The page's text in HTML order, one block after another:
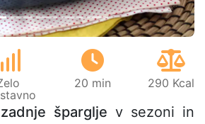
20 min 290 Kcal
zadnje šparglje v sezoni in